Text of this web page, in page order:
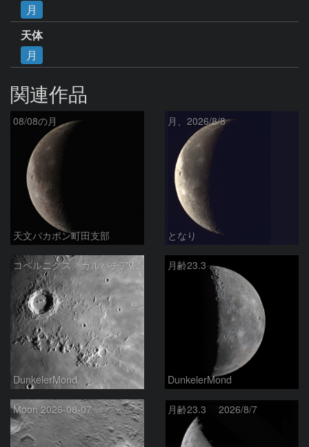
月
天体
月
関連作品
08/08の月
天文バカボン町田支部
月、2026/8/8
となり
コペルニクス、カルパチア山脈付近
DunkelerMond
月齢23.3
DunkelerMond
Moon 2026-08-07 月齢23.3 2026/8/7